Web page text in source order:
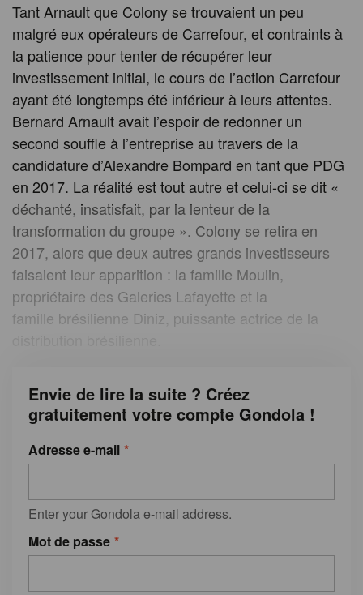
Tant Arnault que Colony se trouvaient un peu
malgré eux opérateurs de Carrefour, et contraints à
la patience pour tenter de récupérer leur
investissement initial, le cours de l’action Carrefour
ayant été longtemps été inférieur à leurs attentes.
Bernard Arnault avait l’espoir de redonner un
second souffle à l’entreprise au travers de la
candidature d’Alexandre Bompard en tant que PDG
en 2017. La réalité est tout autre et celui-ci se dit «
déchanté, insatisfait, par la lenteur de la
transformation du groupe ». Colony se retira en
2017, alors que deux autres grands investisseurs
faisaient leur apparition : la famille Moulin,
propriétaire des Galeries Lafayette et la
famille brésilienne Diniz, puissante actrice de la
Envie de lire la suite ? Créez
gratuitement votre compte Gondola !
Adresse e-mail
Enter your Gondola e-mail address.
Mot de passe